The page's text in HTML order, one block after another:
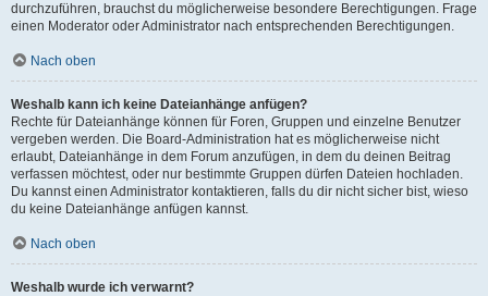
durchzuführen, brauchst du möglicherweise besondere Berechtigungen. Frage
einen Moderator oder Administrator nach entsprechenden Berechtigungen.
Nach oben
Weshalb kann ich keine Dateianhänge anfügen?
Rechte für Dateianhänge können für Foren, Gruppen und einzelne Benutzer
vergeben werden. Die Board-Administration hat es möglicherweise nicht
erlaubt, Dateianhänge in dem Forum anzufügen, in dem du deinen Beitrag
verfassen möchtest, oder nur bestimmte Gruppen dürfen Dateien hochladen.
Du kannst einen Administrator kontaktieren, falls du dir nicht sicher bist, wieso
du keine Dateianhänge anfügen kannst.
Nach oben
Weshalb wurde ich verwarnt?